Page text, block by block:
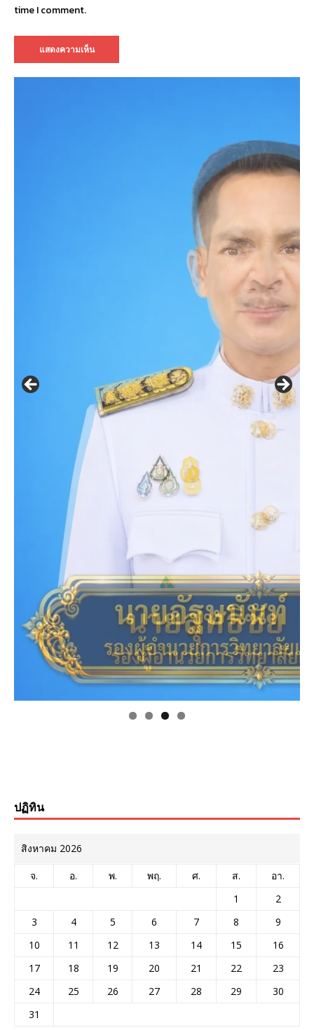
time I comment.
ปฏิทิน
สิงหาคม 2026
จ. อ. พ. พฤ. ศ. ส.
อา.
1
2
3
4 5 6 7 8
9
10
11 12 13 14 15
16
17
18 19 20 21 22
23
24
25 26 27 28 29
30
31